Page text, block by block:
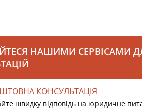
НАШИМИ СЕРВІСАМИ
КОНСУЛЬТАЦІЯ
швидку відповідь на юридичне